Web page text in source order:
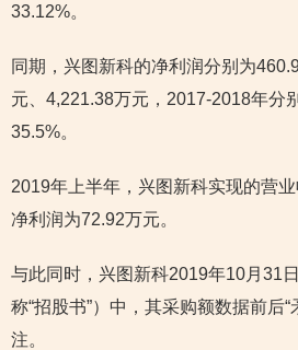
33.12%。
同期，兴图新科的净利润分别为
元、4,221.38万元，2017-2018年分
35.5%。
2019年上半年，兴图新科实现的营业
净利润为72.92万元。
与此同时，兴图新科2019年10月31
称“招股书”）中，其采购额数据前后
注。